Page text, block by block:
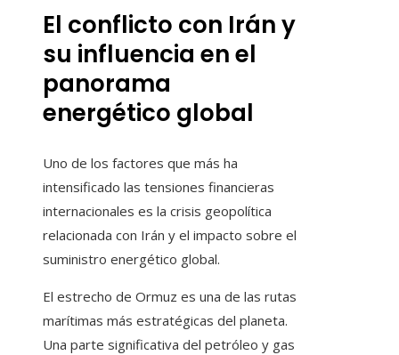
El conflicto con Irán y
su influencia en el
panorama
energético global
Uno de los factores que más ha
intensificado las tensiones financieras
internacionales es la crisis geopolítica
relacionada con Irán y el impacto sobre el
suministro energético global.
El estrecho de Ormuz es una de las rutas
marítimas más estratégicas del planeta.
Una parte significativa del petróleo y gas